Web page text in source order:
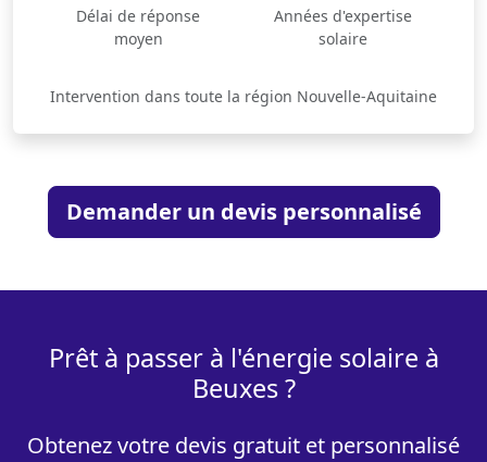
Délai de réponse
moyen
Années d'expertise
solaire
Intervention dans toute la région Nouvelle-Aquitaine
Demander un devis personnalisé
Prêt à passer à l'énergie solaire à
Beuxes ?
Obtenez votre devis gratuit et personnalisé